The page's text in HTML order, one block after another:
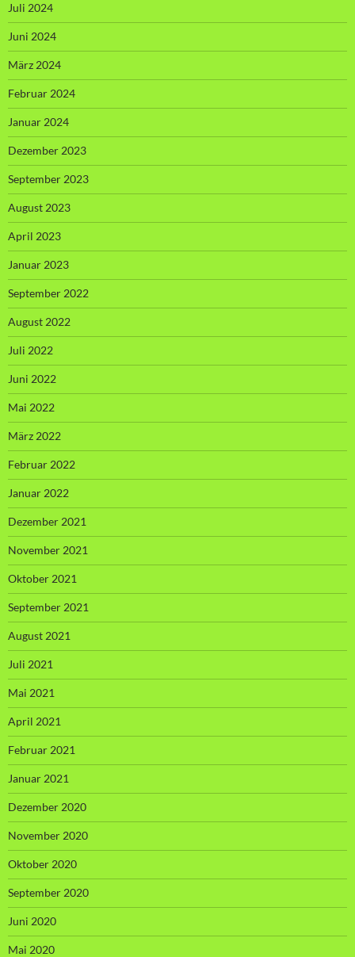
Juli 2024
Juni 2024
März 2024
Februar 2024
Januar 2024
Dezember 2023
September 2023
August 2023
April 2023
Januar 2023
September 2022
August 2022
Juli 2022
Juni 2022
Mai 2022
März 2022
Februar 2022
Januar 2022
Dezember 2021
November 2021
Oktober 2021
September 2021
August 2021
Juli 2021
Mai 2021
April 2021
Februar 2021
Januar 2021
Dezember 2020
November 2020
Oktober 2020
September 2020
Juni 2020
Mai 2020